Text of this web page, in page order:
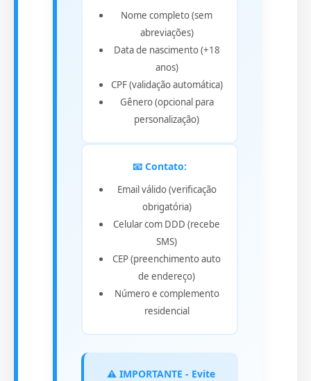
Nome completo (sem
abreviações)
Data de nascimento (+18
anos)
CPF (validação automática)
Gênero (opcional para
personalização)
📧 Contato:
Email válido (verificação
obrigatória)
Celular com DDD (recebe
SMS)
CEP (preenchimento auto
de endereço)
Número e complemento
residencial
⚠️ IMPORTANTE - Evite